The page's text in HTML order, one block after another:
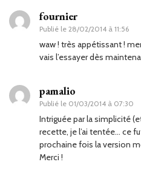
fournier
Publié le 28/02/2014 à 11:56
waw ! très appétissant !
vais l’essayer dès
pamalio
Publié le 01/03/2014 à 07:30
Intriguée par la simplicité
recette, je l’ai tentée… ce
prochaine fois la version
Merci !